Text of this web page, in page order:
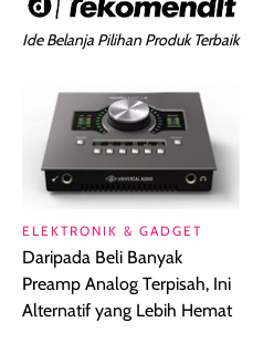
Ide Belanja Pilihan Produk Terbaik
ELEKTRONIK & GADGET
Daripada Beli Banyak
Preamp Analog Terpisah, Ini
Alternatif yang Lebih Hemat